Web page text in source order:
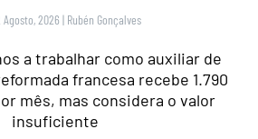
Agosto, 2026 | Rubén Gonçalves
a trabalhar como auxiliar de
francesa recebe 1.790
mês, mas considera o valor
insuficiente